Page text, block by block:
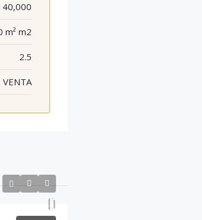
m² m2
2.5
VENTA